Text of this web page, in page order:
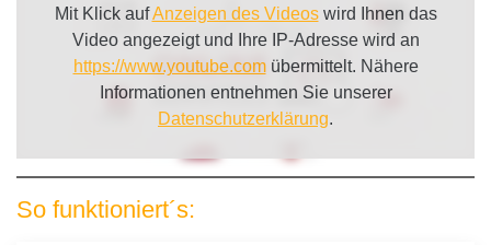
Mit Klick aufAnzeigen des Videoswird Ihnen das
Video angezeigt und Ihre IP-Adresse wird an
https://www.youtube.comübermittelt. Nähere
Informationen entnehmen Sie unserer
Datenschutzerklärung.
So funktioniert´s: